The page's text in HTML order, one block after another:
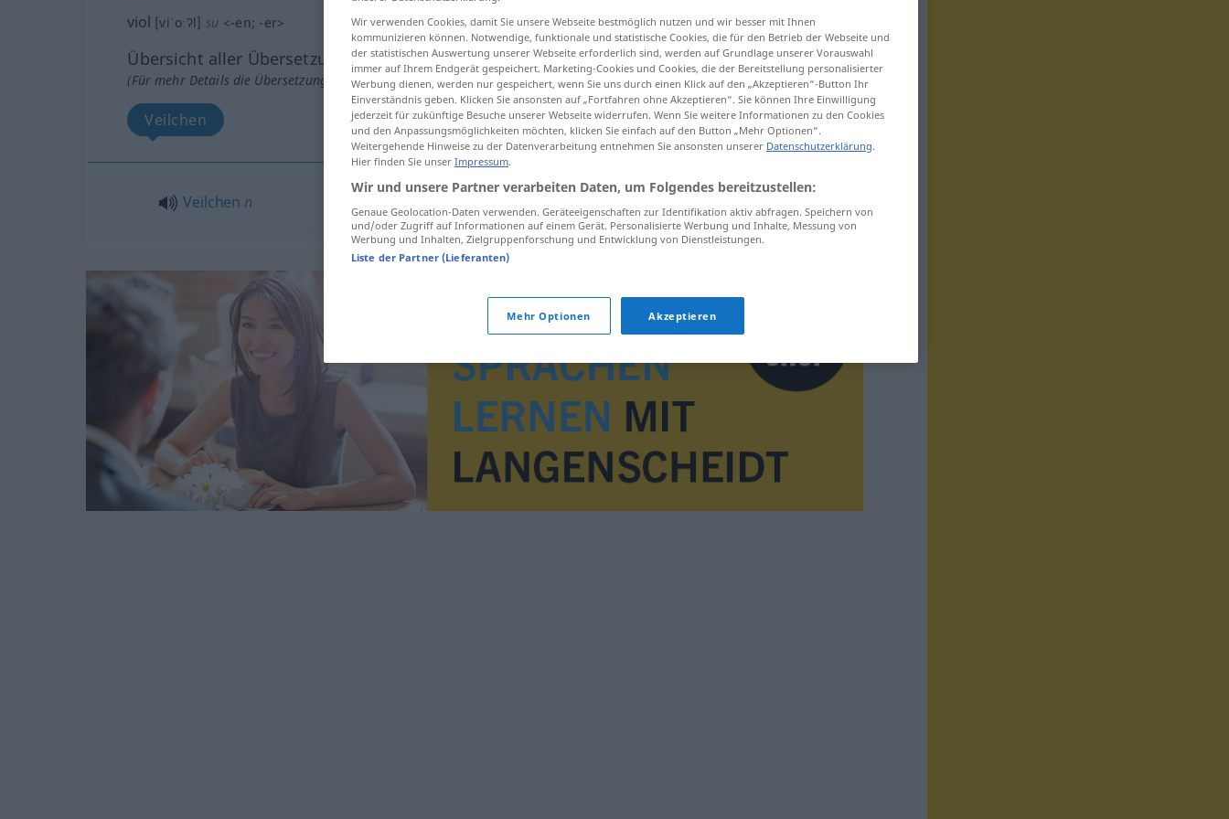
viol [viˈoːʔl] su <-en; -er>
Übersicht aller Übersetzungen
(Für mehr Details die Übersetzung anklicken/antippen)
Veilchen
Veilchen n
Wir verwenden Cookies, damit Sie unsere Webseite bestmöglich nutzen und wir besser mit Ihnen
kommunizieren können. Notwendige, funktionale und statistische Cookies, die für den Betrieb der Webseite und
der statistischen Auswertung unserer Webseite erforderlich sind, werden auf Grundlage unserer Vorauswahl
immer auf Ihrem Endgerät gespeichert. Marketing-Cookies und Cookies, die der Bereitstellung personalisierter
Werbung dienen, werden nur gespeichert, wenn Sie uns durch einen Klick auf den „Akzeptieren“-Button Ihr
Einverständnis geben. Klicken Sie ansonsten auf „Fortfahren ohne Akzeptieren“. Sie können Ihre Einwilligung
jederzeit für zukünftige Besuche unserer Webseite widerrufen. Wenn Sie weitere Informationen zu den Cookies
und den Anpassungsmöglichkeiten möchten, klicken Sie einfach auf den Button „Mehr Optionen“.
Weitergehende Hinweise zu der Datenverarbeitung entnehmen Sie ansonsten unserer Datenschutzerklärung.
Hier finden Sie unser Impressum.
Wir und unsere Partner verarbeiten Daten, um Folgendes bereitzustellen:
Genaue Geolocation-Daten verwenden. Geräteeigenschaften zur Identifikation aktiv abfragen. Speichern von
und/oder Zugriff auf Informationen auf einem Gerät. Personalisierte Werbung und Inhalte, Messung von
Werbung und Inhalten, Zielgruppenforschung und Entwicklung von Dienstleistungen.
Liste der Partner (Lieferanten)
Mehr Optionen Akzeptieren